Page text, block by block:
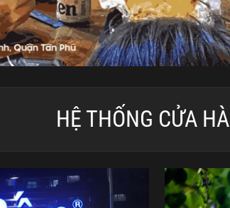
HỆ THỐNG CỬA